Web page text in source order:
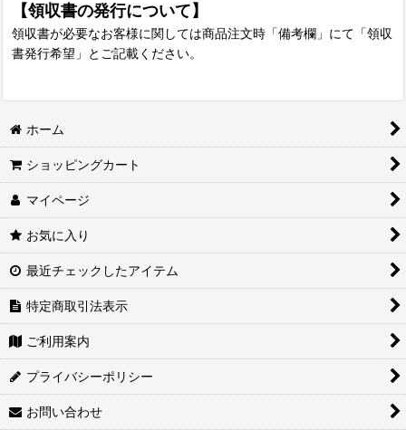
【領収書の発行について】
領収書が必要なお客様に関しては商品注文時「備考欄」にて「領収
書発行希望」とご記載ください。
ホーム
ショッピングカート
マイページ
お気に入り
最近チェックしたアイテム
特定商取引法表示
ご利用案内
プライバシーポリシー
お問い合わせ